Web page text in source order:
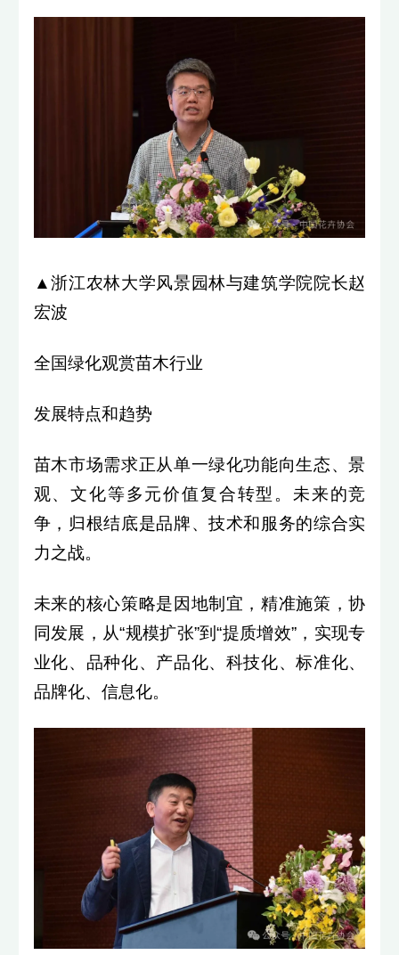
▲浙江农林大学风景园林与建筑学院院长赵
宏波
全国绿化观赏苗木行业
发展特点和趋势
苗木市场需求正从单一绿化功能向生态、景
观、文化等多元价值复合转型。未来的竞
争，归根结底是品牌、技术和服务的综合实
力之战。
未来的核心策略是因地制宜，精准施策，协
同发展，从“规模扩张”到“提质增效”，实现专
业化、品种化、产品化、科技化、标准化、
品牌化、信息化。